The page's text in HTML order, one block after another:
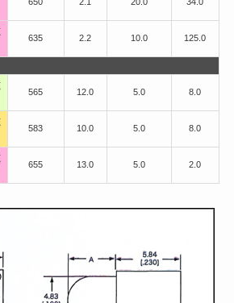
635 2.2 10.0 125.0
565 12.0 5.0 8.0
583 10.0 5.0 8.0
655 13.0 5.0 2.0